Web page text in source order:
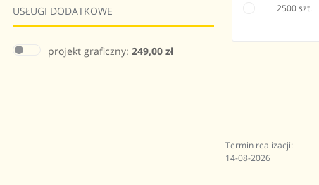
USŁUGI DODATKOWE
projekt graficzny: 249,00 zł
2500 szt.
Termin realizacji:
14-08-2026